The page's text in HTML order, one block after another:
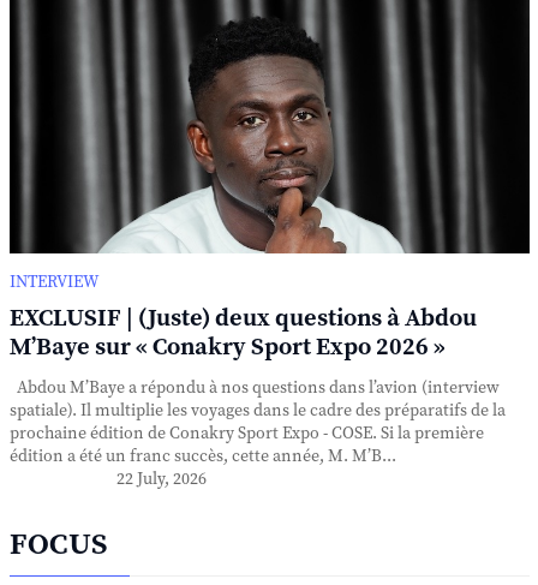
INTERVIEW
EXCLUSIF | (Juste) deux questions à Abdou
M’Baye sur « Conakry Sport Expo 2026 »
Abdou M’Baye a répondu à nos questions dans l’avion (interview
spatiale). Il multiplie les voyages dans le cadre des préparatifs de la
prochaine édition de Conakry Sport Expo - COSE. Si la première
édition a été un franc succès, cette année, M. M’B...
22 July, 2026
FOCUS